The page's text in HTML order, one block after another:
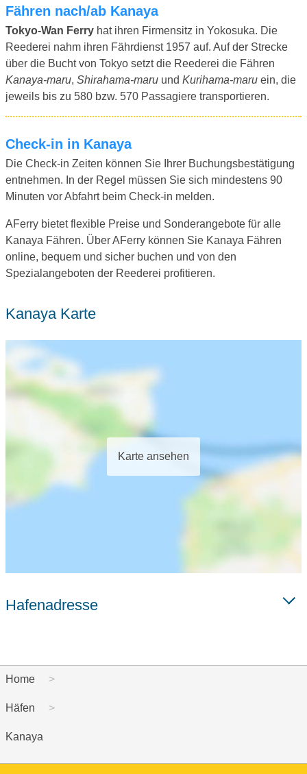
Fähren nach/ab Kanaya
Tokyo-Wan Ferry hat ihren Firmensitz in Yokosuka. Die
Reederei nahm ihren Fährdienst 1957 auf. Auf der Strecke
über die Bucht von Tokyo setzt die Reederei die Fähren
Kanaya-maru, Shirahama-maru und Kurihama-maru ein, die
jeweils bis zu 580 bzw. 570 Passagiere transportieren.
Check-in in Kanaya
Die Check-in Zeiten können Sie Ihrer Buchungsbestätigung
entnehmen. In der Regel müssen Sie sich mindestens 90
Minuten vor Abfahrt beim Check-in melden.
AFerry bietet flexible Preise und Sonderangebote für alle
Kanaya Fähren. Über AFerry können Sie Kanaya Fähren
online, bequem und sicher buchen und von den
Spezialangeboten der Reederei profitieren.
Kanaya Karte
Karte ansehen
Hafenadresse
Home
Häfen
Kanaya